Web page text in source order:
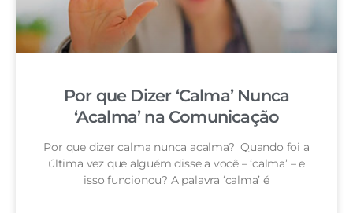
Por que Dizer ‘Calma’ Nunca
‘Acalma’ na Comunicação
Por que dizer calma nunca acalma? Quando foi a
última vez que alguém disse a você – ‘calma’ – e
isso funcionou? A palavra ‘calma’ é